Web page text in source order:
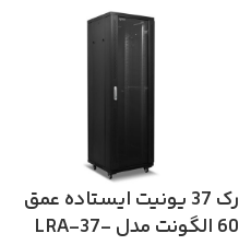
رک 37 یونیت ایستاده عمق
60 الگونت مدل LRA-37-